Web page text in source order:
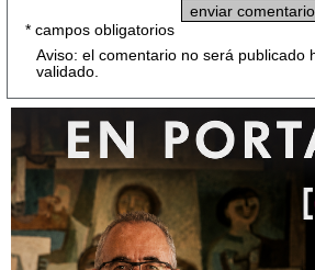
* campos obligatorios
Aviso: el comentario no será publicado
validado.